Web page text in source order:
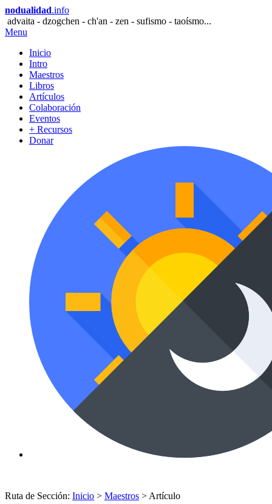
nodualidad.info
advaita - dzogchen - ch'an - zen - sufismo - taoísmo...
Menu
Inicio
Intro
Maestros
Libros
Artículos
Colaboración
Eventos
+ Recursos
Donar
Ruta de Sección: Inicio > Maestros > Artículo